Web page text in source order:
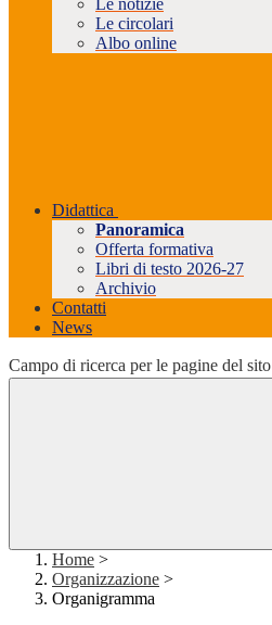
Le notizie
Le circolari
Albo online
Didattica
Panoramica
Offerta formativa
Libri di testo 2026-27
Archivio
Contatti
News
Campo di ricerca per le pagine del sito
Home >
Organizzazione >
Organigramma